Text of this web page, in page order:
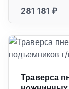
281 181 ₽
Траверса